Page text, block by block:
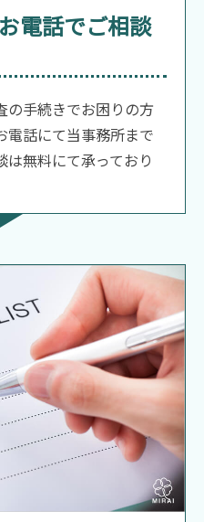
電話でご相談
の手続きでお困りの方
電話にて当事務所まで
は無料にて承っており